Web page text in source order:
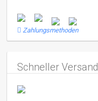
Zahlungsmethoden
Schneller Versand